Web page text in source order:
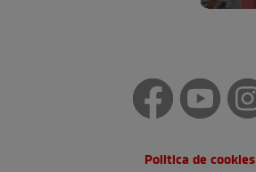
Politica de cookies